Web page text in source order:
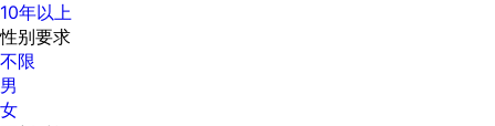
10年以上
性别要求
不限
男
女